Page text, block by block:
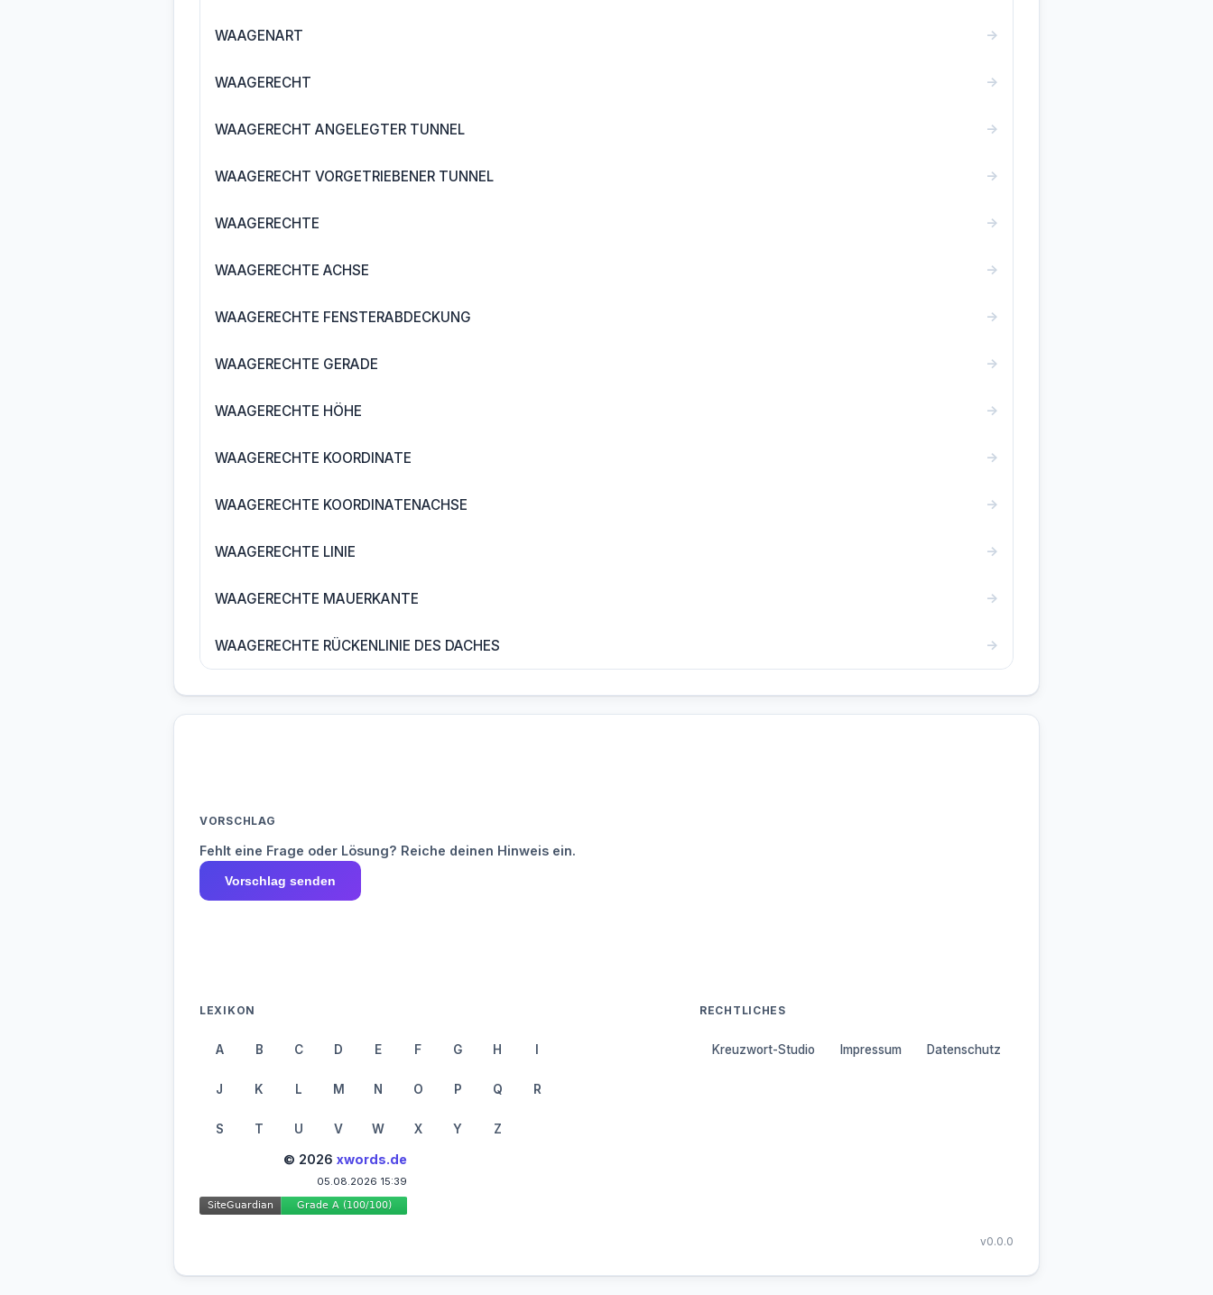
WAAGENART →
WAAGERECHT →
WAAGERECHT ANGELEGTER TUNNEL →
WAAGERECHT VORGETRIEBENER TUNNEL →
WAAGERECHTE →
WAAGERECHTE ACHSE →
WAAGERECHTE FENSTERABDECKUNG →
WAAGERECHTE GERADE →
WAAGERECHTE HÖHE →
WAAGERECHTE KOORDINATE →
WAAGERECHTE KOORDINATENACHSE →
WAAGERECHTE LINIE →
WAAGERECHTE MAUERKANTE →
WAAGERECHTE RÜCKENLINIE DES DACHES →
VORSCHLAG
Fehlt eine Frage oder Lösung? Reiche deinen Hinweis ein.
Vorschlag senden
LEXIKON
A B C D E F G H I
J K L M N O P Q R
S T U V W X Y Z
RECHTLICHES
Kreuzwort-Studio Impressum Datenschutz
© 2026 xwords.de
05.08.2026 15:39
v0.0.0